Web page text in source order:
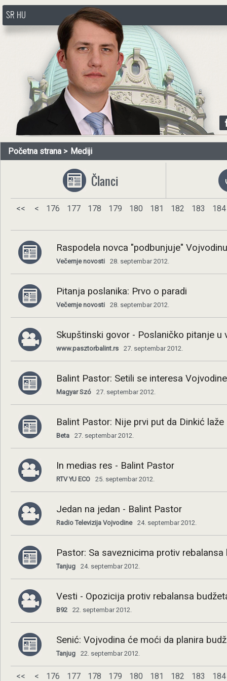
http://www.pasztorbalint.rs/sr
SR HU
Početna strana Mediji
Članci
<< < 176 177 178 179 180 181 182 183 184
Raspodela novca "podbunjuje" Vojvodinu
Večernje novosti 28. septembar 2012.
Pitanja poslanika: Prvo o paradi
Večernje novosti 28. septembar 2012.
Skupštinski govor - Poslaničko pitanje
www.pasztorbalint.rs 27. septembar 2012.
Balint Pastor: Setili se interesa Vojvodine
Magyar Szó 27. septembar 2012.
Balint Pastor: Nije prvi put da Dinkić laže
Beta 27. septembar 2012.
In medias res - Balint Pastor
RTV YU ECO 25. septembar 2012.
Jedan na jedan - Balint Pastor
Radio Televizija Vojvodine 24. septembar 2012.
Pastor: Sa saveznicima protiv rebalansa
Tanjug 24. septembar 2012.
Vesti - Opozicija protiv rebalansa
B92 22. septembar 2012.
Senić: Vojvodina će moći da planira
Tanjug 22. septembar 2012.
<< < 176 177 178 179 180 181 182 183 184